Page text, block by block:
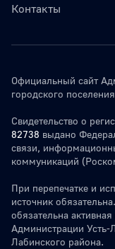
Контакты
Официальный сайт
городского
Свидетельство о
82738 выдано
связи,
коммуникаций
При перепечатке и
источник
обязательна
Администрации Усть-
Лабинского района.